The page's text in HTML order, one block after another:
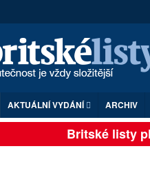
AKTUÁLNÍ VYDÁNÍ ARCHIV
Britské listy